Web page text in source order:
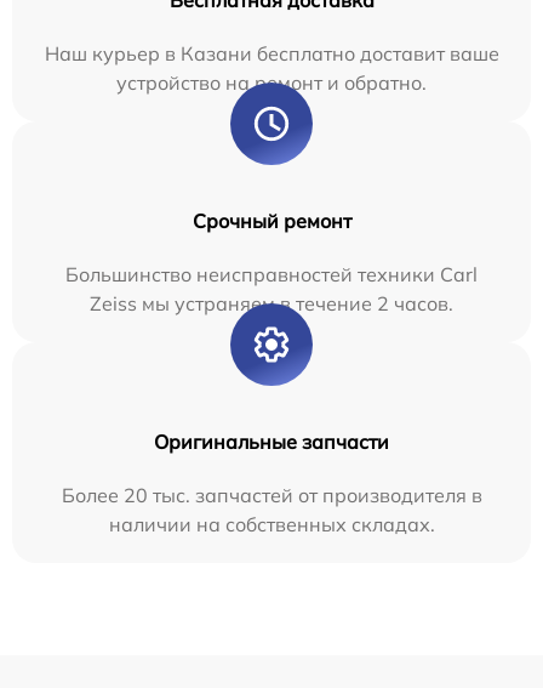
Наш курьер в Казани бесплатно доставит ваше
устройство на ремонт и обратно.
Срочный ремонт
Большинство неисправностей техники Carl
Zeiss мы устраняем в течение 2 часов.
Оригинальные запчасти
Более 20 тыс. запчастей от производителя в
наличии на собственных складах.